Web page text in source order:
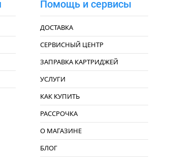
Помощь и сервисы
ДОСТАВКА
СЕРВИСНЫЙ ЦЕНТР
ЗАПРАВКА КАРТРИДЖЕЙ
УСЛУГИ
КАК КУПИТЬ
РАССРОЧКА
О МАГАЗИНЕ
БЛОГ